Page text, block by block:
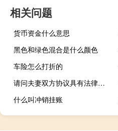
相关问题
货币资金什么意思
黑色和绿色混合是什么颜色
车险怎么打折的
请问夫妻双方协议具有法律效力吗
什么叫冲销挂账